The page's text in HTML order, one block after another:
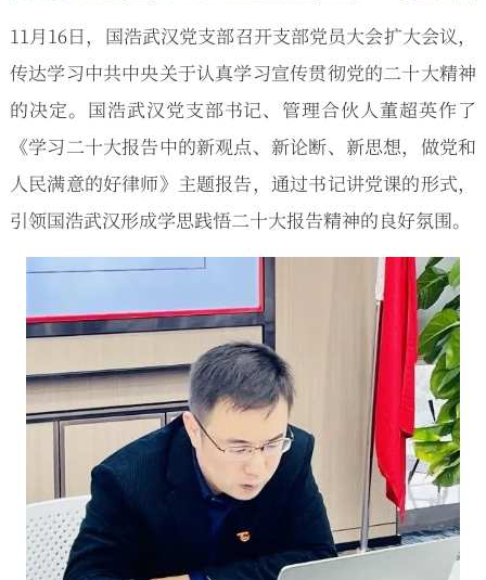
11月16日，国浩武汉党支部召开支部党员大会扩大会议，
传达学习中共中央关于认真学习宣传贯彻党的二十大精神
的决定。国浩武汉党支部书记、管理合伙人董超英作了
《学习二十大报告中的新观点、新论断、新思想，做党和
人民满意的好律师》主题报告，通过书记讲党课的形式，
引领国浩武汉形成学思践悟二十大报告精神的良好氛围。